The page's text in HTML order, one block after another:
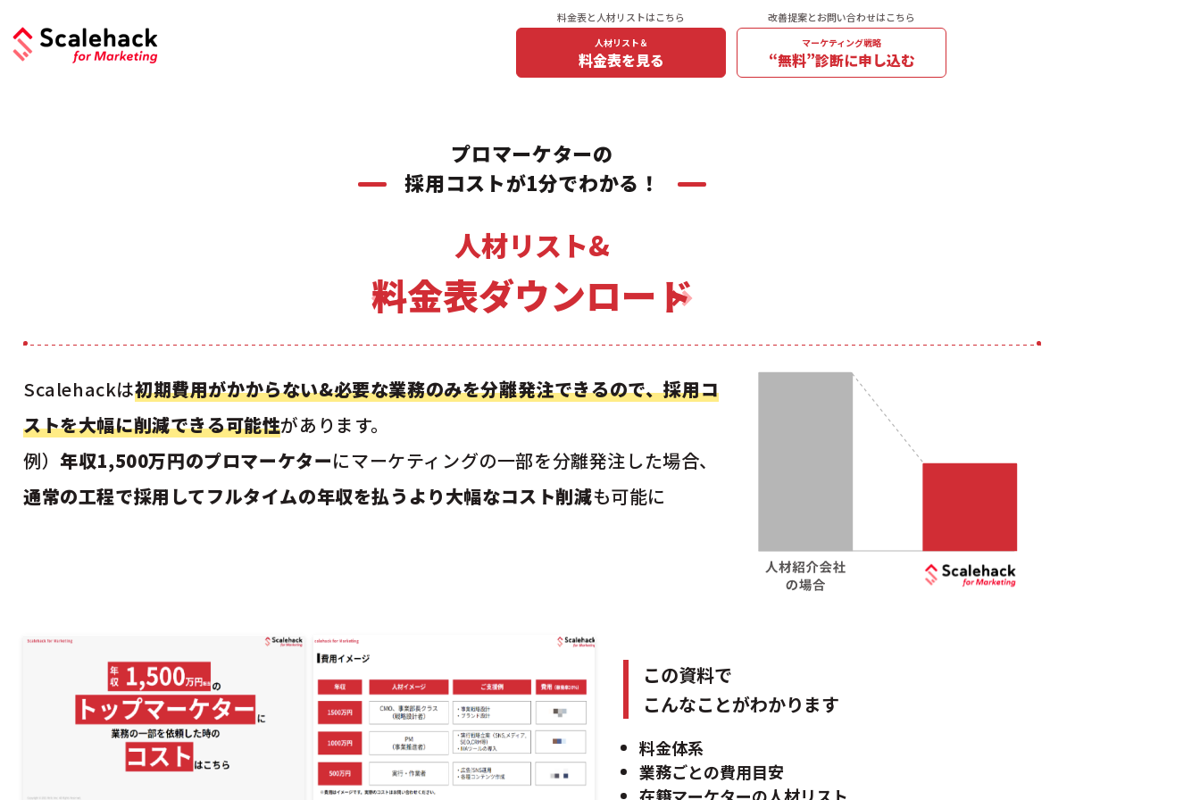
料金表と人材リストはこちら
人材リスト＆
料金表を見る
改善提案とお問い合わせはこちら
マーケティング戦略
“無料”診断に申し込む
プロマーケターの
採用コストが1分でわかる！
人材リスト&
料金表ダウンロード
Scalehackは初期費用がかからない&必要な業務のみを分離発注できるので、採用コ
ストを大幅に削減できる可能性があります。
例） 年収1,500万円のプロマーケターにマーケティングの一部を分離発注した場合、
通常の工程で採用してフルタイムの年収を払うより大幅なコスト削減も可能に
この資料で
こんなことがわかります
料金体系
業務ごとの費用目安